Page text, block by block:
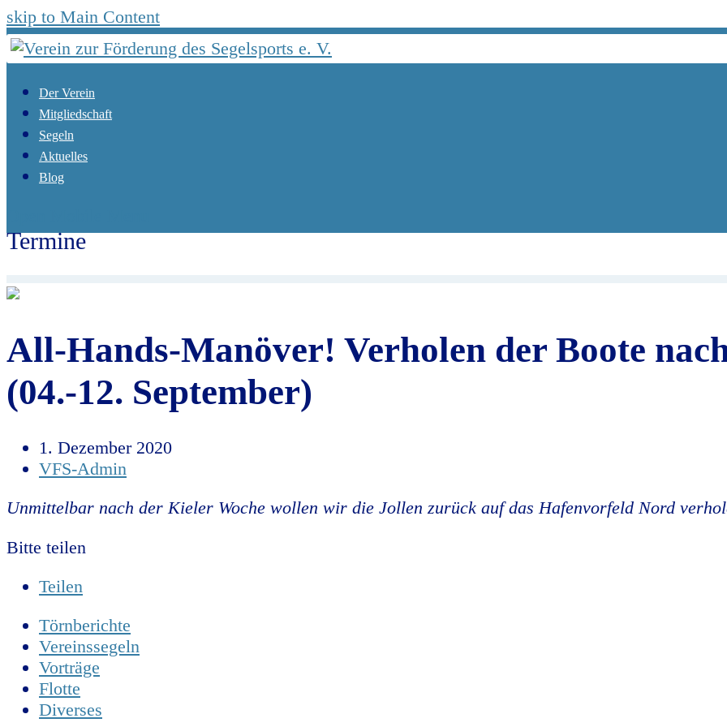
skip to Main Content
Der Verein
Mitgliedschaft
Segeln
Aktuelles
Blog
Termine
All-Hands-Manöver! Verholen der Boote
(04.-12. September)
1. Dezember 2020
VFS-Admin
Unmittelbar nach der Kieler Woche wollen wir die Jollen zurück auf das Hafenvorfeld Nord
Bitte teilen
Teilen
Törnberichte
Vereinssegeln
Vorträge
Flotte
Diverses